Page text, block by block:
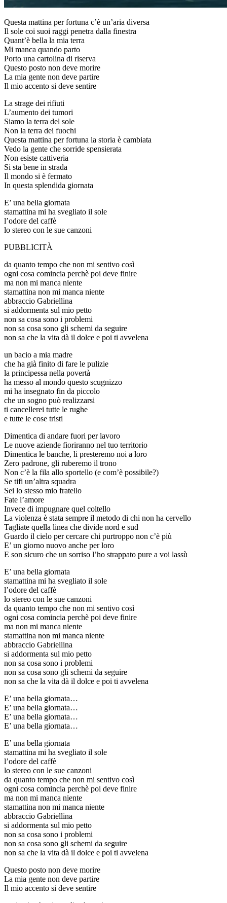
Questa mattina per fortuna c’è un’aria diversa
Il sole coi suoi raggi penetra dalla finestra
Quant’è bella la mia terra
Mi manca quando parto
Porto una cartolina di riserva
Questo posto non deve morire
La mia gente non deve partire
Il mio accento si deve sentire
La strage dei rifiuti
L’aumento dei tumori
Siamo la terra del sole
Non la terra dei fuochi
Questa mattina per fortuna la storia è cambiata
Vedo la gente che sorride spensierata
Non esiste cattiveria
Si sta bene in strada
Il mondo si è fermato
In questa splendida giornata
E’ una bella giornata
stamattina mi ha svegliato il sole
l’odore del caffè
lo stereo con le sue canzoni
PUBBLICITÀ
da quanto tempo che non mi sentivo così
ogni cosa comincia perchè poi deve finire
ma non mi manca niente
stamattina non mi manca niente
abbraccio Gabriellina
si addormenta sul mio petto
non sa cosa sono i problemi
non sa cosa sono gli schemi da seguire
non sa che la vita dà il dolce e poi ti avvelena
un bacio a mia madre
che ha già finito di fare le pulizie
la principessa nella povertà
ha messo al mondo questo scugnizzo
mi ha insegnato fin da piccolo
che un sogno può realizzarsi
ti cancellerei tutte le rughe
e tutte le cose tristi
Dimentica di andare fuori per lavoro
Le nuove aziende fioriranno nel tuo territorio
Dimentica le banche, li presteremo noi a loro
Zero padrone, gli ruberemo il trono
Non c’è la fila allo sportello (e com’è possibile?)
Se tifi un’altra squadra
Sei lo stesso mio fratello
Fate l’amore
Invece di impugnare quel coltello
La violenza è stata sempre il metodo di chi non ha cervello
Tagliate quella linea che divide nord e sud
Guardo il cielo per cercare chi purtroppo non c’è più
E’ un giorno nuovo anche per loro
E son sicuro che un sorriso l’ho strappato pure a voi lassù
E’ una bella giornata
stamattina mi ha svegliato il sole
l’odore del caffè
lo stereo con le sue canzoni
da quanto tempo che non mi sentivo così
ogni cosa comincia perchè poi deve finire
ma non mi manca niente
stamattina non mi manca niente
abbraccio Gabriellina
si addormenta sul mio petto
non sa cosa sono i problemi
non sa cosa sono gli schemi da seguire
non sa che la vita dà il dolce e poi ti avvelena
E’ una bella giornata…
E’ una bella giornata…
E’ una bella giornata…
E’ una bella giornata…
E’ una bella giornata
stamattina mi ha svegliato il sole
l’odore del caffè
lo stereo con le sue canzoni
da quanto tempo che non mi sentivo così
ogni cosa comincia perchè poi deve finire
ma non mi manca niente
stamattina non mi manca niente
abbraccio Gabriellina
si addormenta sul mio petto
non sa cosa sono i problemi
non sa cosa sono gli schemi da seguire
non sa che la vita dà il dolce e poi ti avvelena
Questo posto non deve morire
La mia gente non deve partire
Il mio accento si deve sentire